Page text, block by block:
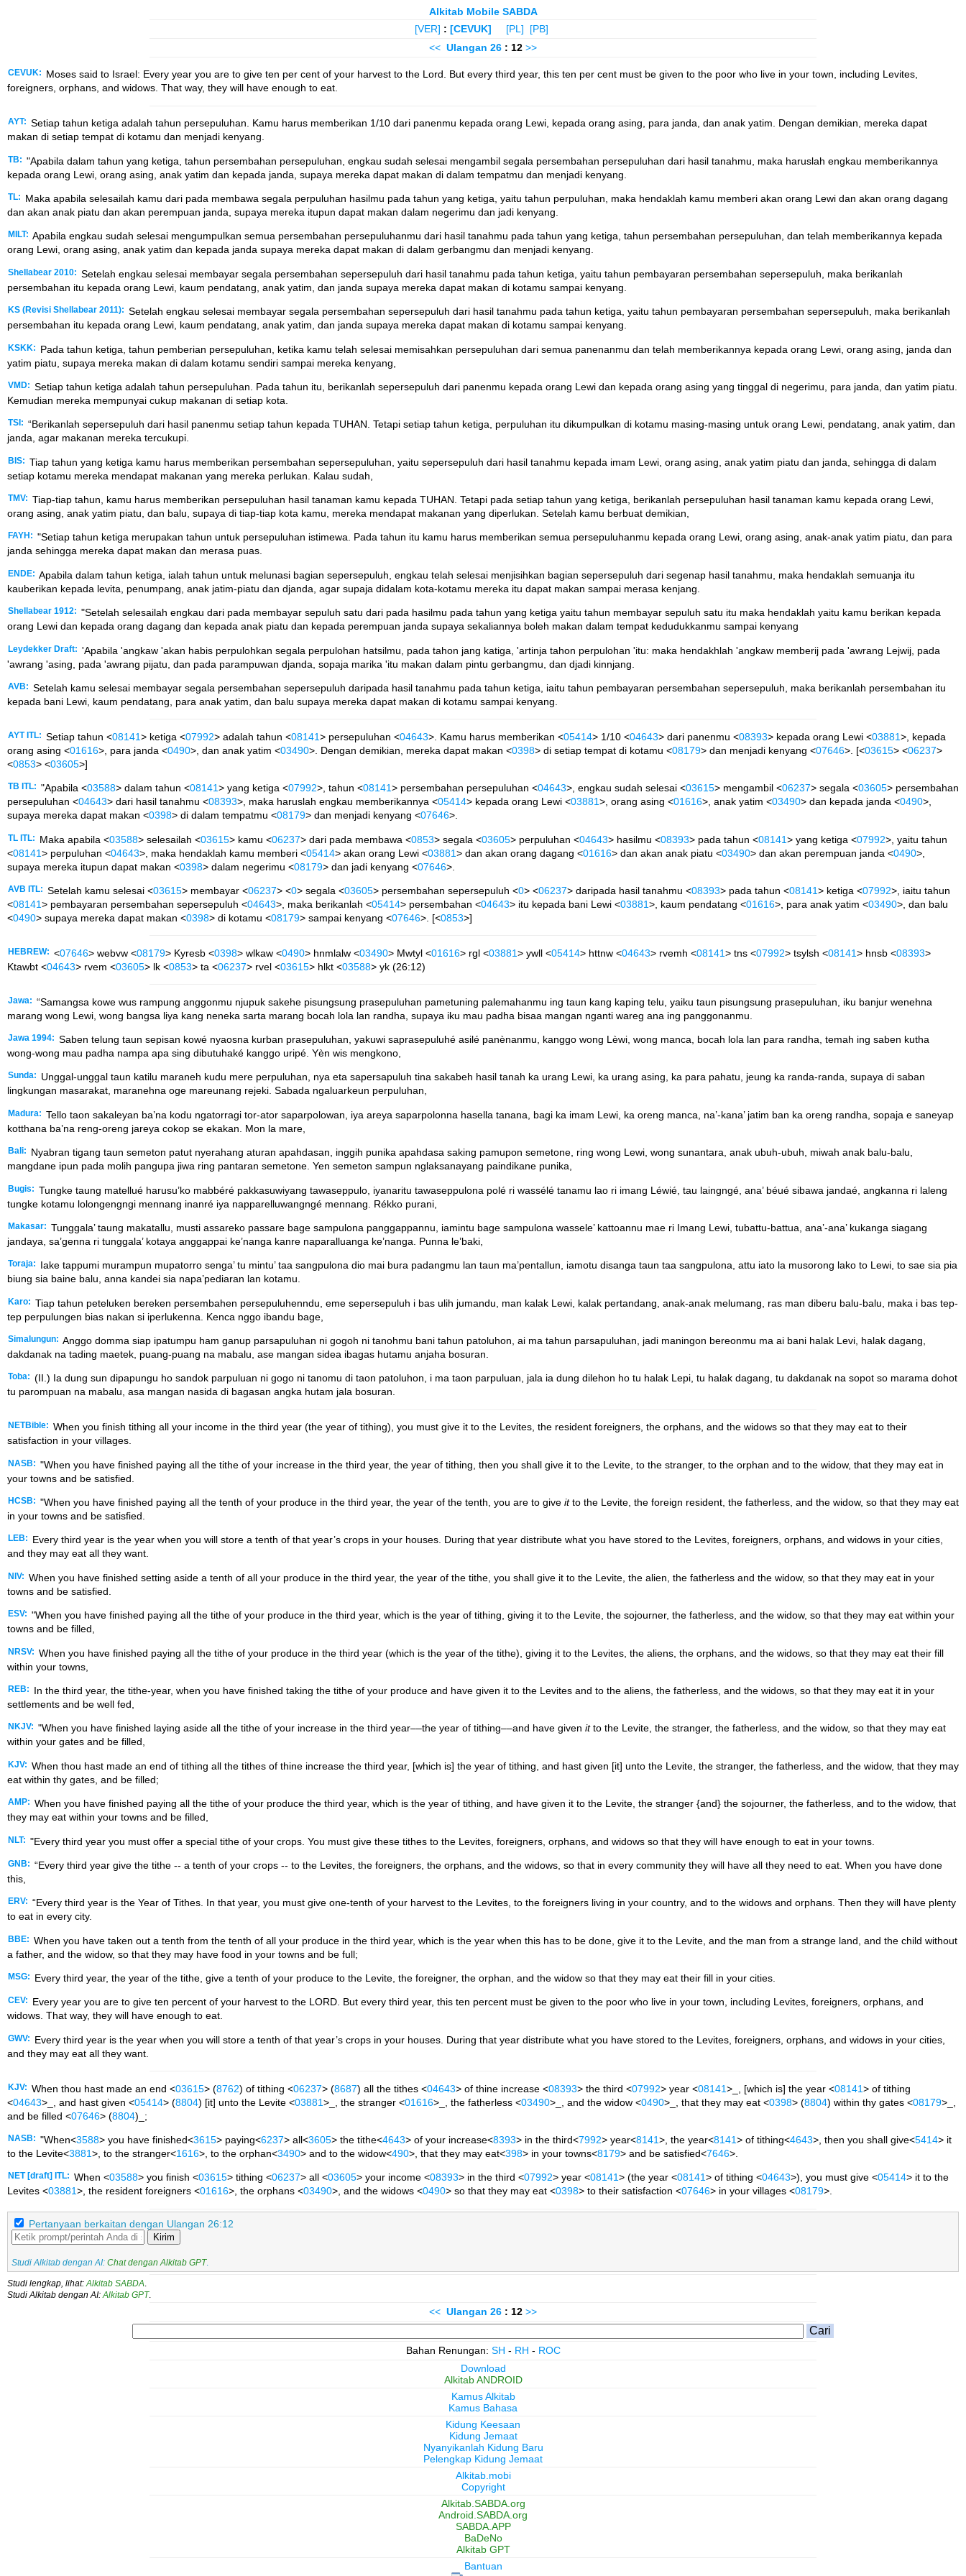
Alkitab Mobile SABDA
[VER] : [CEVUK] [PL]
[PB]
<< Ulangan 26 : 12 >>
CEVUK:
Moses said to Israel: Every year you are to give ten per cent of your harvest to the Lord. But every third year, this ten per cent must be given to the poor who live in your town, including Levites,
foreigners, orphans, and widows. That way, they will have enough to eat.
AYT: Setiap tahun ketiga adalah tahun persepuluhan. Kamu harus memberikan 1/10 dari panenmu kepada orang Lewi, kepada orang asing, para janda, dan anak yatim. Dengan demikian, mereka dapat
makan di setiap tempat di kotamu dan menjadi kenyang.
TB: "Apabila dalam tahun yang ketiga, tahun persembahan persepuluhan, engkau sudah selesai mengambil segala persembahan persepuluhan dari hasil tanahmu, maka haruslah engkau memberikannya
kepada orang Lewi, orang asing, anak yatim dan kepada janda, supaya mereka dapat makan di dalam tempatmu dan menjadi kenyang.
TL:
Maka apabila selesailah kamu dari pada membawa segala perpuluhan hasilmu pada tahun yang ketiga, yaitu tahun perpuluhan, maka hendaklah kamu memberi akan orang Lewi dan akan orang dagang
dan akan anak piatu dan akan perempuan janda, supaya mereka itupun dapat makan dalam negerimu dan jadi kenyang.
MILT: Apabila engkau sudah selesai mengumpulkan semua persembahan persepuluhanmu dari hasil tanahmu pada tahun yang ketiga, tahun persembahan persepuluhan, dan telah memberikannya kepada
orang Lewi, orang asing, anak yatim dan kepada janda supaya mereka dapat makan di dalam gerbangmu dan menjadi kenyang.
Shellabear 2010: Setelah engkau selesai membayar segala persembahan sepersepuluh dari hasil tanahmu pada tahun ketiga, yaitu tahun pembayaran persembahan sepersepuluh, maka berikanlah
persembahan itu kepada orang Lewi, kaum pendatang, anak yatim, dan janda supaya mereka dapat makan di kotamu sampai kenyang.
KS (Revisi Shellabear 2011): Setelah engkau selesai membayar segala persembahan sepersepuluh dari hasil tanahmu pada tahun ketiga, yaitu tahun pembayaran persembahan sepersepuluh, maka berikanlah
persembahan itu kepada orang Lewi, kaum pendatang, anak yatim, dan janda supaya mereka dapat makan di kotamu sampai kenyang.
KSKK:
Pada tahun ketiga, tahun pemberian persepuluhan, ketika kamu telah selesai memisahkan persepuluhan dari semua panenanmu dan telah memberikannya kepada orang Lewi, orang asing, janda dan
yatim piatu, supaya mereka makan di dalam kotamu sendiri sampai mereka kenyang,
VMD: Setiap tahun ketiga adalah tahun persepuluhan. Pada tahun itu, berikanlah sepersepuluh dari panenmu kepada orang Lewi dan kepada orang asing yang tinggal di negerimu, para janda, dan yatim piatu.
Kemudian mereka mempunyai cukup makanan di setiap kota.
TSI: “Berikanlah sepersepuluh dari hasil panenmu setiap tahun kepada TUHAN. Tetapi setiap tahun ketiga, perpuluhan itu dikumpulkan di kotamu masing-masing untuk orang Lewi, pendatang, anak yatim, dan
janda, agar makanan mereka tercukupi.
BIS: Tiap tahun yang ketiga kamu harus memberikan persembahan sepersepuluhan, yaitu sepersepuluh dari hasil tanahmu kepada imam Lewi, orang asing, anak yatim piatu dan janda, sehingga di dalam
setiap kotamu mereka mendapat makanan yang mereka perlukan. Kalau sudah,
TMV: Tiap-tiap tahun, kamu harus memberikan persepuluhan hasil tanaman kamu kepada TUHAN. Tetapi pada setiap tahun yang ketiga, berikanlah persepuluhan hasil tanaman kamu kepada orang Lewi,
orang asing, anak yatim piatu, dan balu, supaya di tiap-tiap kota kamu, mereka mendapat makanan yang diperlukan. Setelah kamu berbuat demikian,
FAYH: "Setiap tahun ketiga merupakan tahun untuk persepuluhan istimewa. Pada tahun itu kamu harus memberikan semua persepuluhanmu kepada orang Lewi, orang asing, anak-anak yatim piatu, dan para
janda sehingga mereka dapat makan dan merasa puas.
ENDE: Apabila dalam tahun ketiga, ialah tahun untuk melunasi bagian sepersepuluh, engkau telah selesai menjisihkan bagian sepersepuluh dari segenap hasil tanahmu, maka hendaklah semuanja itu
kauberikan kepada levita, penumpang, anak jatim-piatu dan djanda, agar supaja didalam kota-kotamu mereka itu dapat makan sampai merasa kenjang.
Shellabear 1912: "Setelah selesailah engkau dari pada membayar sepuluh satu dari pada hasilmu pada tahun yang ketiga yaitu tahun membayar sepuluh satu itu maka hendaklah yaitu kamu berikan kepada
orang Lewi dan kepada orang dagang dan kepada anak piatu dan kepada perempuan janda supaya sekaliannya boleh makan dalam tempat kedudukkanmu sampai kenyang
Leydekker Draft: 'Apabila 'angkaw 'akan habis perpulohkan segala perpulohan hatsilmu, pada tahon jang katiga, 'artinja tahon perpulohan 'itu: maka hendakhlah 'angkaw memberij pada 'awrang Lejwij, pada
'awrang 'asing, pada 'awrang pijatu, dan pada parampuwan djanda, sopaja marika 'itu makan dalam pintu gerbangmu, dan djadi kinnjang.
AVB: Setelah kamu selesai membayar segala persembahan sepersepuluh daripada hasil tanahmu pada tahun ketiga, iaitu tahun pembayaran persembahan sepersepuluh, maka berikanlah persembahan itu
kepada bani Lewi, kaum pendatang, para anak yatim, dan balu supaya mereka dapat makan di kotamu sampai kenyang.
AYT ITL: Setiap tahun <08141> ketiga <07992> adalah tahun <08141> persepuluhan <04643>. Kamu harus memberikan <05414> 1/10 <04643> dari panenmu <08393> kepada orang Lewi <03881>, kepada
orang asing <01616>, para janda <0490>, dan anak yatim <03490>. Dengan demikian, mereka dapat makan <0398> di setiap tempat di kotamu <08179> dan menjadi kenyang <07646>. [<03615> <06237>
<0853> <03605>]
TB ITL: "Apabila <03588> dalam tahun <08141> yang ketiga <07992>, tahun <08141> persembahan persepuluhan <04643>, engkau sudah selesai <03615> mengambil <06237> segala <03605> persembahan
persepuluhan <04643> dari hasil tanahmu <08393>, maka haruslah engkau memberikannya <05414> kepada orang Lewi <03881>, orang asing <01616>, anak yatim <03490> dan kepada janda <0490>,
supaya mereka dapat makan <0398> di dalam tempatmu <08179> dan menjadi kenyang <07646>.
TL ITL: Maka apabila <03588> selesailah <03615> kamu <06237> dari pada membawa <0853> segala <03605> perpuluhan <04643> hasilmu <08393> pada tahun <08141> yang ketiga <07992>, yaitu tahun
<08141> perpuluhan <04643>, maka hendaklah kamu memberi <05414> akan orang Lewi <03881> dan akan orang dagang <01616> dan akan anak piatu <03490> dan akan perempuan janda <0490>,
supaya mereka itupun dapat makan <0398> dalam negerimu <08179> dan jadi kenyang <07646>.
AVB ITL: Setelah kamu selesai <03615> membayar <06237> <0> segala <03605> persembahan sepersepuluh <0> <06237> daripada hasil tanahmu <08393> pada tahun <08141> ketiga <07992>, iaitu tahun
<08141> pembayaran persembahan sepersepuluh <04643>, maka berikanlah <05414> persembahan <04643> itu kepada bani Lewi <03881>, kaum pendatang <01616>, para anak yatim <03490>, dan balu
<0490> supaya mereka dapat makan <0398> di kotamu <08179> sampai kenyang <07646>. [<0853>]
HEBREW: <07646> webvw <08179> Kyresb <0398> wlkaw <0490> hnmlalw <03490> Mwtyl <01616> rgl <03881> ywll <05414> httnw <04643> rvemh <08141> tns <07992> tsylsh <08141> hnsb <08393>
Ktawbt <04643> rvem <03605> lk <0853> ta <06237> rvel <03615> hlkt <03588> yk (26:12)
Jawa: “Samangsa kowe wus rampung anggonmu njupuk sakehe pisungsung prasepuluhan pametuning palemahanmu ing taun kang kaping telu, yaiku taun pisungsung prasepuluhan, iku banjur wenehna
marang wong Lewi, wong bangsa liya kang neneka sarta marang bocah lola lan randha, supaya iku mau padha bisaa mangan nganti wareg ana ing panggonanmu.
Jawa 1994: Saben telung taun sepisan kowé nyaosna kurban prasepuluhan, yakuwi saprasepuluhé asilé panènanmu, kanggo wong Lèwi, wong manca, bocah lola lan para randha, temah ing saben kutha
wong-wong mau padha nampa apa sing dibutuhaké kanggo uripé. Yèn wis mengkono,
Sunda:
Unggal-unggal taun katilu maraneh kudu mere perpuluhan, nya eta sapersapuluh tina sakabeh hasil tanah ka urang Lewi, ka urang asing, ka para pahatu, jeung ka randa-randa, supaya di saban
lingkungan masarakat, maranehna oge mareunang rejeki. Sabada ngaluarkeun perpuluhan,
Madura: Tello taon sakaleyan ba’na kodu ngatorragi tor-ator saparpolowan, iya areya saparpolonna hasella tanana, bagi ka imam Lewi, ka oreng manca, na’-kana’ jatim ban ka oreng randha, sopaja e saneyap
kotthana ba’na reng-oreng jareya cokop se ekakan. Mon la mare,
Bali:
Nyabran tigang taun semeton patut nyerahang aturan apahdasan, inggih punika apahdasa saking pamupon semetone, ring wong Lewi, wong sunantara, anak ubuh-ubuh, miwah anak balu-balu,
mangdane ipun pada molih pangupa jiwa ring pantaran semetone. Yen semeton sampun nglaksanayang paindikane punika,
Bugis: Tungke taung matellué harusu’ko mabbéré pakkasuwiyang tawaseppulo, iyanaritu tawaseppulona polé ri wassélé tanamu lao ri imang Léwié, tau laingngé, ana’ béué sibawa jandaé, angkanna ri laleng
tungke kotamu lolongengngi mennang inanré iya napparelluwangngé mennang. Rékko purani,
Makasar: Tunggala’ taung makatallu, musti assareko passare bage sampulona panggappannu, iamintu bage sampulona wassele’ kattoannu mae ri Imang Lewi, tubattu-battua, ana’-ana’ kukanga siagang
jandaya, sa’genna ri tunggala’ kotaya anggappai ke’nanga kanre naparalluanga ke’nanga. Punna le’baki,
Toraja:
Iake tappumi murampun mupatorro senga’ tu mintu’ taa sangpulona dio mai bura padangmu lan taun ma’pentallun, iamotu disanga taun taa sangpulona, attu iato la musorong lako to Lewi, to sae sia pia
biung sia baine balu, anna kandei sia napa’pediaran lan kotamu.
Karo: Tiap tahun peteluken bereken persembahen persepuluhenndu, eme sepersepuluh i bas ulih jumandu, man kalak Lewi, kalak pertandang, anak-anak melumang, ras man diberu balu-balu, maka i bas tep-
tep perpulungen bias nakan si iperlukenna. Kenca nggo ibandu bage,
Simalungun: Anggo domma siap ipatumpu ham ganup parsapuluhan ni gogoh ni tanohmu bani tahun patoluhon, ai ma tahun parsapuluhan, jadi maningon bereonmu ma ai bani halak Levi, halak dagang,
dakdanak na tading maetek, puang-puang na mabalu, ase mangan sidea ibagas hutamu anjaha bosuran.
Toba: (II.) Ia dung sun dipapungu ho sandok parpuluan ni gogo ni tanomu di taon patoluhon, i ma taon parpuluan, jala ia dung dilehon ho tu halak Lepi, tu halak dagang, tu dakdanak na sopot so marama dohot
tu parompuan na mabalu, asa mangan nasida di bagasan angka hutam jala bosuran.
NETBible: When you finish tithing all your income in the third year (the year of tithing), you must give it to the Levites, the resident foreigners, the orphans, and the widows so that they may eat to their
satisfaction in your villages.
NASB: "When you have finished paying all the tithe of your increase in the third year, the year of tithing, then you shall give it to the Levite, to the stranger, to the orphan and to the widow, that they may eat in
your towns and be satisfied.
HCSB: "When you have finished paying all the tenth of your produce in the third year, the year of the tenth, you are to give itto the Levite, the foreign resident, the fatherless, and the widow, so that they may eat
in your towns and be satisfied.
LEB:
Every third year is the year when you will store a tenth of that year’s crops in your houses. During that year distribute what you have stored to the Levites, foreigners, orphans, and widows in your cities,
and they may eat all they want.
NIV: When you have finished setting aside a tenth of all your produce in the third year, the year of the tithe, you shall give it to the Levite, the alien, the fatherless and the widow, so that they may eat in your
towns and be satisfied.
ESV: "When you have finished paying all the tithe of your produce in the third year, which is the year of tithing, giving it to the Levite, the sojourner, the fatherless, and the widow, so that they may eat within your
towns and be filled,
NRSV: When you have finished paying all the tithe of your produce in the third year (which is the year of the tithe), giving it to the Levites, the aliens, the orphans, and the widows, so that they may eat their fill
within your towns,
REB:
In the third year, the tithe-year, when you have finished taking the tithe of your produce and have given it to the Levites and to the aliens, the fatherless, and the widows, so that they may eat it in your
settlements and be well fed,
NKJV: "When you have finished laying aside all the tithe of your increase in the third year––the year of tithing––and have given itto the Levite, the stranger, the fatherless, and the widow, so that they may eat
within your gates and be filled,
KJV: When thou hast made an end of tithing all the tithes of thine increase the third year, [which is] the year of tithing, and hast given [it] unto the Levite, the stranger, the fatherless, and the widow, that they may
eat within thy gates, and be filled;
AMP: When you have finished paying all the tithe of your produce the third year, which is the year of tithing, and have given it to the Levite, the stranger {and} the sojourner, the fatherless, and to the widow, that
they may eat within your towns and be filled,
NLT: "Every third year you must offer a special tithe of your crops. You must give these tithes to the Levites, foreigners, orphans, and widows so that they will have enough to eat in your towns.
GNB: “Every third year give the tithe -- a tenth of your crops -- to the Levites, the foreigners, the orphans, and the widows, so that in every community they will have all they need to eat. When you have done
this,
ERV: “Every third year is the Year of Tithes. In that year, you must give one-tenth of your harvest to the Levites, to the foreigners living in your country, and to the widows and orphans. Then they will have plenty
to eat in every city.
BBE: When you have taken out a tenth from the tenth of all your produce in the third year, which is the year when this has to be done, give it to the Levite, and the man from a strange land, and the child without
a father, and the widow, so that they may have food in your towns and be full;
MSG: Every third year, the year of the tithe, give a tenth of your produce to the Levite, the foreigner, the orphan, and the widow so that they may eat their fill in your cities.
CEV:
Every year you are to give ten percent of your harvest to the LORD. But every third year, this ten percent must be given to the poor who live in your town, including Levites, foreigners, orphans, and
widows. That way, they will have enough to eat.
GWV:
Every third year is the year when you will store a tenth of that year’s crops in your houses. During that year distribute what you have stored to the Levites, foreigners, orphans, and widows in your cities,
and they may eat all they want.
KJV: When thou hast made an end <03615> (8762) of tithing <06237> (8687) all the tithes <04643> of thine increase <08393> the third <07992> year <08141>_, [which is] the year <08141> of tithing
<04643>_, and hast given <05414> (8804) [it] unto the Levite <03881>_, the stranger <01616>_, the fatherless <03490>_, and the widow <0490>_, that they may eat <0398> (8804) within thy gates <08179>_,
and be filled <07646> (8804)_;
NASB: "When<3588> you have finished<3615> paying<6237> all<3605> the tithe<4643> of your increase<8393> in the third<7992> year<8141>, the year<8141> of tithing<4643>, then you shall give<5414> it
to the Levite<3881>, to the stranger<1616>, to the orphan<3490> and to the widow<490>, that they may eat<398> in your towns<8179> and be satisfied<7646>.
NET [draft] ITL: When <03588> you finish <03615> tithing <06237> all <03605> your income <08393> in the third <07992> year <08141> (the year <08141> of tithing <04643>), you must give <05414> it to the
Levites <03881>, the resident foreigners <01616>, the orphans <03490>, and the widows <0490> so that they may eat <0398> to their satisfaction <07646> in your villages <08179>.
Pertanyaan berkaitan dengan Ulangan 26:12
Kirim
Studi Alkitab dengan AI: Chat dengan Alkitab GPT.
Studi lengkap, lihat: Alkitab SABDA
Studi Alkitab dengan AI: Alkitab GPT.
<< Ulangan 26 : 12 >>
Bahan Renungan: SH - RH - ROC
Download
Alkitab ANDROID
Kamus Alkitab
Kamus Bahasa
Kidung Keesaan
Kidung Jemaat
Nyanyikanlah Kidung Baru
Pelengkap Kidung Jemaat
Alkitab.mobi
Copyright
Alkitab.SABDA.org
Android.SABDA.org
SABDA.APP
BaDeNo
Alkitab GPT
Bantuan